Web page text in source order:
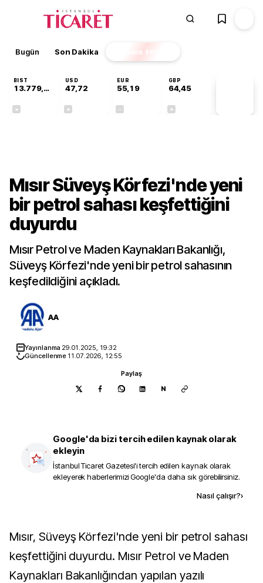
Bugün Son Dakika Finans EKSTRA
BIST
13.779,39
USD
47,72
EUR
55,19
GBP
64,45
Mısır Süveyş Körfezi'nde yeni
bir petrol sahası keşfettiğini
duyurdu
Mısır Petrol ve Maden Kaynakları Bakanlığı,
Süveyş Körfezi'nde yeni bir petrol sahasının
keşfedildiğini açıkladı.
AA
Yayınlanma 29.01.2025, 19:32
Güncellenme 11.07.2026, 12:55
Paylaş
N
Google'da bizi tercih edilen kaynak olarak
ekleyin
İstanbul Ticaret Gazetesi'i tercih edilen kaynak olarak
ekleyerek haberlerimizi Google'da daha sık görebilirsiniz.
Nasıl çalışır?›
Mısır, Süveyş Körfezi'nde yeni bir petrol sahası
keşfettiğini duyurdu. Mısır Petrol ve Maden
Kaynakları Bakanlığından yapılan yazılı